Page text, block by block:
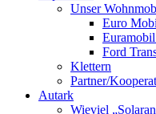
Unser
Euro
Ford
Klettern
Partner/
Autark
Wieviel